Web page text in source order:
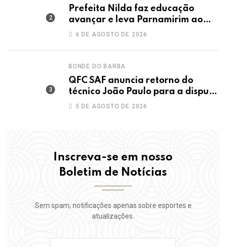
Prefeita Nilda faz educação
avançar e leva Parnamirim ao
maior IDEB da história dos anos
6 DE AGOSTO DE 2026
BONDE DO BARBA
QFC SAF anuncia retorno do
técnico João Paulo para a disputa
da elite do Campeonato Potiguar
5 DE AGOSTO DE 2026
Inscreva-se em nosso
Boletim de Notícias
Sem spam, notificações apenas sobre esportes e
atualizações.